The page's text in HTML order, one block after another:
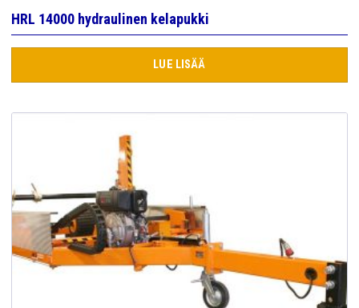
HRL 14000 hydraulinen kelapukki
LUE LISÄÄ